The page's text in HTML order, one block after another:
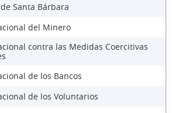
Santa Bárbara
del Minero
contra las Medidas Coercitivas
de los Bancos
de los Voluntarios